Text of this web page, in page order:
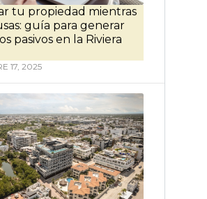
tu propiedad mientras
guía para generar
pasivos en la Riviera
17, 2025